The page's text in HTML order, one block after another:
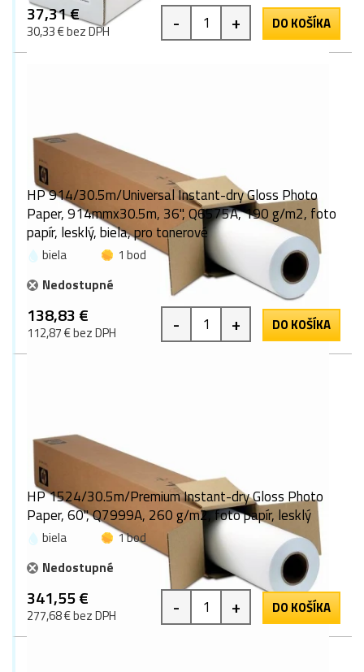
37,31 €
30,33 € bez DPH - + DO KOŠÍKA
HP 914/30.5m/Universal Instant-dry Gloss Photo
Paper, 914mmx30.5m, 36", Q6575A, 190 g/m2, foto
papír, lesklý, biela, pro tonerové
biela
1 bod
Nedostupné
138,83 €
112,87 € bez DPH - + DO KOŠÍKA
HP 1524/30.5m/Premium Instant-dry Gloss Photo
Paper, 60", Q7999A, 260 g/m2, foto papír, lesklý
biela
1 bod
Nedostupné
341,55 €
277,68 € bez DPH - + DO KOŠÍKA